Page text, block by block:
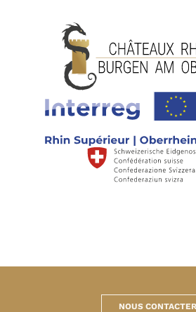
NOUS CONTACTER